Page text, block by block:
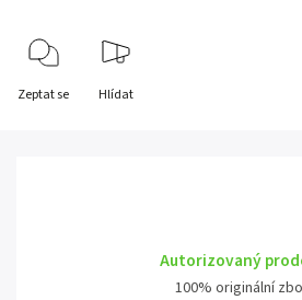
Zeptat se Hlídat
Autorizovaný
100% originální